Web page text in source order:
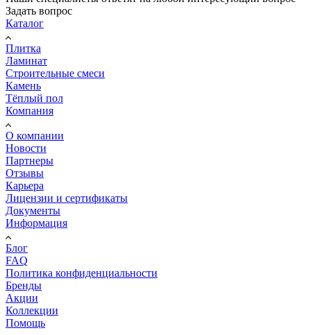
Задать вопрос
Каталог
Плитка
Ламинат
Строительные смеси
Камень
Тёплый пол
Компания
О компании
Новости
Партнеры
Отзывы
Карьера
Лицензии и сертификаты
Документы
Информация
Блог
FAQ
Политика конфиденциальности
Бренды
Акции
Коллекции
Помощь